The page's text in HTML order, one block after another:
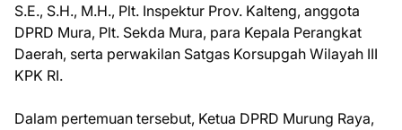
S.E., S.H., M.H., Plt. Inspektur Prov. Kalteng, anggota
DPRD Mura, Plt. Sekda Mura, para Kepala Perangkat
Daerah, serta perwakilan Satgas Korsupgah Wilayah III
KPK RI.
Dalam pertemuan tersebut, Ketua DPRD Murung Raya,